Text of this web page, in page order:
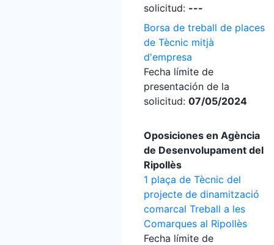
solicitud: ---
Borsa de treball de places
de Tècnic mitjà
d'empresa
Fecha límite de
presentación de la
solicitud: 07/05/2024
Oposiciones en Agència
de Desenvolupament del
Ripollès
1 plaça de Tècnic del
projecte de dinamització
comarcal Treball a les
Comarques al Ripollès
Fecha límite de